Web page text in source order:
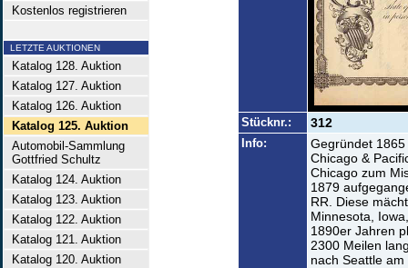
Kostenlos registrieren
LETZTE AUKTIONEN
Katalog 128. Auktion
Katalog 127. Auktion
Katalog 126. Auktion
Katalog 125. Auktion
Automobil-Sammlung
Gottfried Schultz
Katalog 124. Auktion
Katalog 123. Auktion
Katalog 122. Auktion
Katalog 121. Auktion
Katalog 120. Auktion
Stücknr.: 312
Info:
Gegründet 1865
Chicago &
Chicago zum
1879
RR. Diese
Minnesota,
1890er Jahren
2300 Meilen
nach Seattle